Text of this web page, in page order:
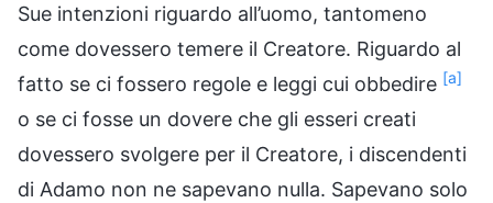
Sue intenzioni riguardo all’uomo, tantomeno
come dovessero temere il Creatore. Riguardo al
fatto se ci fossero regole e leggi cui obbedire [a]
o se ci fosse un dovere che gli esseri creati
dovessero svolgere per il Creatore, i discendenti
di Adamo non ne sapevano nulla. Sapevano solo